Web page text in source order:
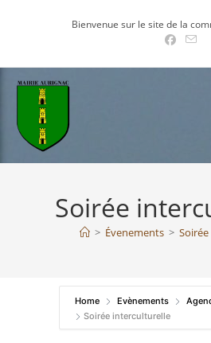
Bienvenue sur le site de la
Soirée
> Évenements >
Home Evènements
Soirée interculturelle